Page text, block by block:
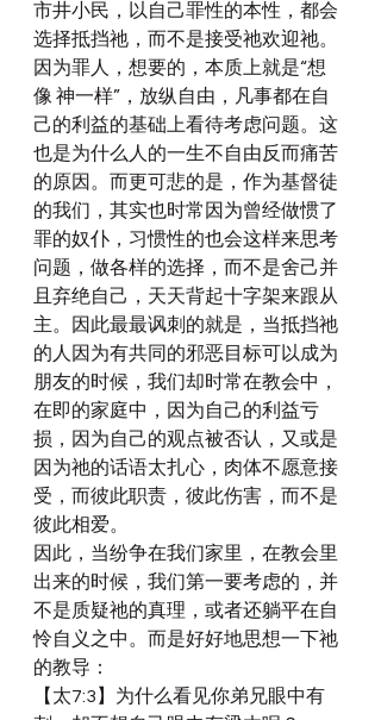
市井小民，以自己罪性的本性，都会
选择抵挡祂，而不是接受祂欢迎祂。
因为罪人，想要的，本质上就是“想
像 神一样”，放纵自由，凡事都在自
己的利益的基础上看待考虑问题。这
也是为什么人的一生不自由反而痛苦
的原因。而更可悲的是，作为基督徒
的我们，其实也时常因为曾经做惯了
罪的奴仆，习惯性的也会这样来思考
问题，做各样的选择，而不是舍己并
且弃绝自己，天天背起十字架来跟从
主。因此最最讽刺的就是，当抵挡祂
的人因为有共同的邪恶目标可以成为
朋友的时候，我们却时常在教会中，
在即的家庭中，因为自己的利益亏
损，因为自己的观点被否认，又或是
因为祂的话语太扎心，肉体不愿意接
受，而彼此职责，彼此伤害，而不是
彼此相爱。
因此，当纷争在我们家里，在教会里
出来的时候，我们第一要考虑的，并
不是质疑祂的真理，或者还躺平在自
怜自义之中。而是好好地思想一下祂
的教导：
【太7:3】为什么看见你弟兄眼中有